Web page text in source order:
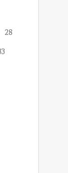
28